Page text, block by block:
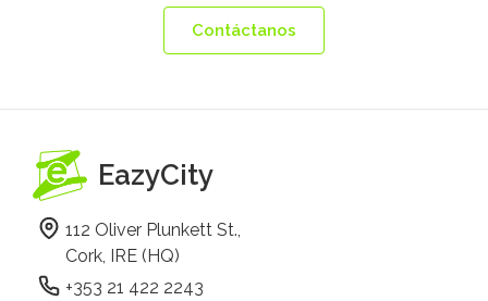
Contáctanos
EazyCity
112 Oliver Plunkett St.,
Cork, IRE (HQ)
+353 21 422 2243